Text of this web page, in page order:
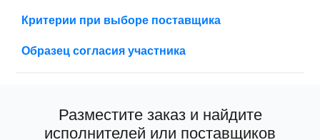
Критерии при выборе поставщика
Образец согласия участника
Разместите заказ и найдите
исполнителей или поставщиков